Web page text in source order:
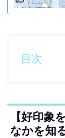
目次
【好印象
なかを知